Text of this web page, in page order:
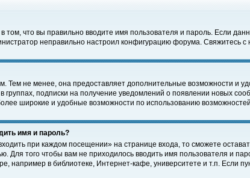
том, что вы правильно вводите имя пользователя и пароль. Если
неправильно настроил конфигурацию форума. Свяжитесь с
Тем не менее, она предоставляет дополнительные возможности и
группах, подписки на получение уведомлений о появлении новых
широкие и удобные возможности по использованию
имя и пароль?
при каждом посещении» на странице входа, то сможете
Для того чтобы вам не приходилось вводить имя пользователя и
например в библиотеке, Интернет-кафе, университете и т.п. Если